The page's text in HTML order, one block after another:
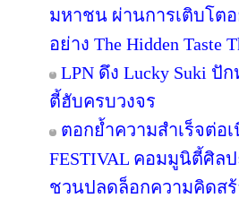
มหาชน ผ่านการเติบโต
อย่าง The Hidden Taste
LPN ดึง Lucky Suki ปั
ตี้ฮับครบวงจร
ตอกย้ำความสำเร็จต่อเ
FESTIVAL คอมมูนิตี้ศิล
ชวนปลดล็อกความคิดส